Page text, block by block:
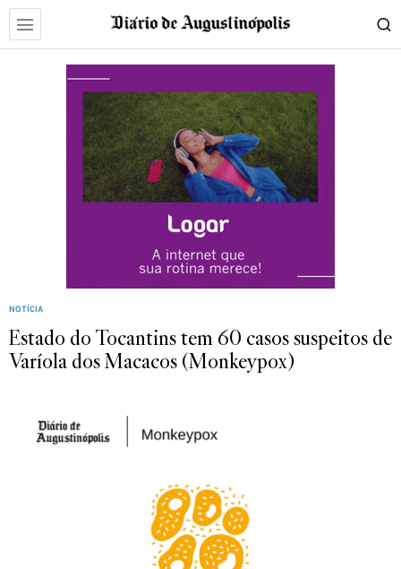
NOTÍCIA
Estado do Tocantins tem 60 casos suspeitos de
Varíola dos Macacos (Monkeypox)